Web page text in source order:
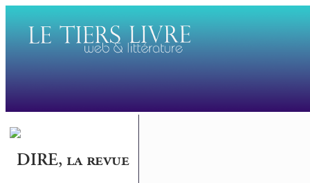
DIRE, la revue